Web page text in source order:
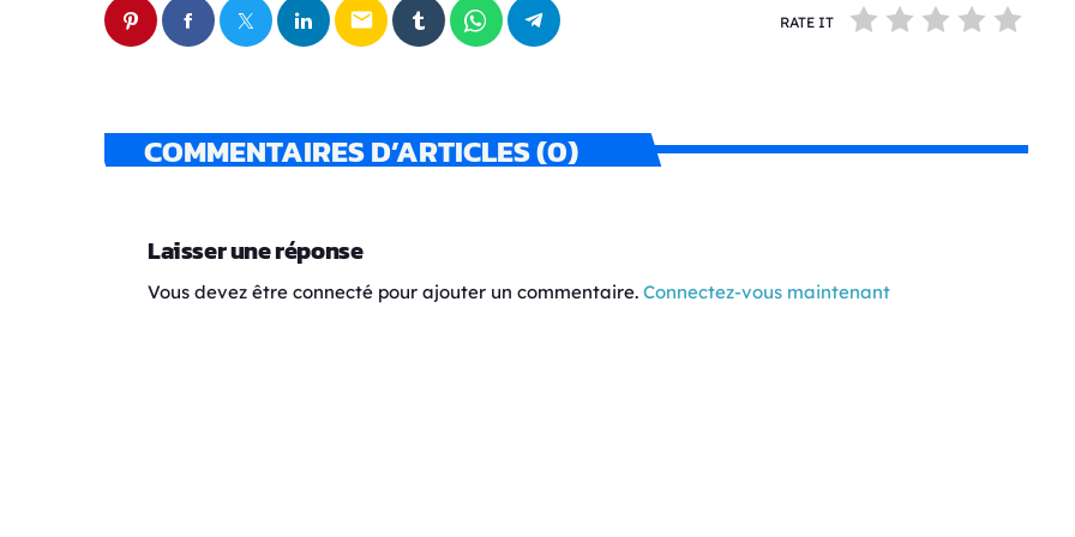
email RATE IT
COMMENTAIRES D’ARTICLES (0)
Laisser une réponse
Vous devez être connecté pour ajouter un commentaire. Connectez-vous maintenant